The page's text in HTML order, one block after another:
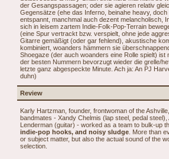
der Gesangspassagen; oder sie agieren relativ
Gegensätze (ehe das Inferno, beinahe heavy,
entspannt, manchmal auch dezent melancholisch,
sich in leisem zartem Indie-Folk-Pop-Terrain
(eine Spur vertrackt bzw. verspielt, ohne jede
Gitarre gemäßigt (oder gar fehlend), akustische
kombiniert, woanders hämmern sie
Shoegaze (der auch woanders eine Rolle spielt)
der besten Nummern bevorzugt wieder die grelle/
letzte ganz abgespeckte Minute. Ach ja: An PJ
duhn)
Review
Karly Hartzman, founder, frontwoman of the
bandmates - Xandy Chelmis (lap steel, pedal
Lenderman (guitar) - worked as a team to bulk-up
indie-pop hooks, and noisy sludge . More than
or subject matter, but also the actual sound of the
selection.